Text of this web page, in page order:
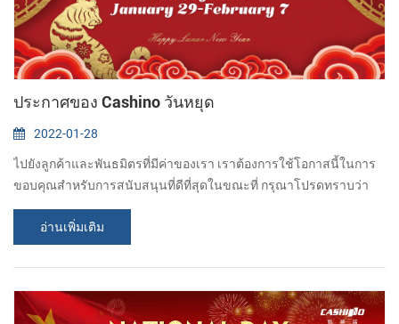
ประกาศของ Cashino วันหยุด
2022-01-28
ไปยังลูกค้าและพันธมิตรที่มีค่าของเรา เราต้องการใช้โอกาสนี้ในการ
ขอบคุณสำหรับการสนับสนุนที่ดีที่สุดในขณะที่ กรุณาโปรดทราบว่า
บริษัท ของเราจะเป็นวันหยุด "ตั้งแต่วันที่ 29 มกราคมถึง 7 กุมภาพันธ์"
เทศกาลฤดูใบไม้ผลิของเทศกาลจีนดั้งเดิม คำสั่งใด ๆ จะได้รับการ
ยอมรับ แต่จะไม่ถูกประมวลผลจนถึงวันที่ 8 กุมภาพันธ์วันทำการแรก
หลังจากเทศกาลฤดูใบไม้ผลิ ขออภัยในความไม่สะดวกที่เกิดขึ้น หากมี
สิ่งใดด่วนโปรดติดต่อ: Fan...
อ่านเพิ่มเติม